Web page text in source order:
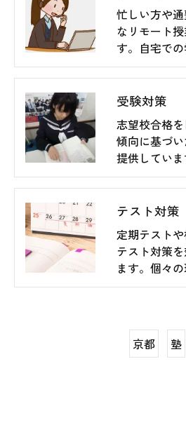
忙しい方や
なリモート
す。自宅で
受験対策
志望校合格
傾向に基づ
提供してい
テスト対策
定期テスト
テスト対策
ます。個々
京都 塾